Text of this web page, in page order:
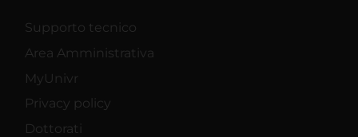
Supporto tecnico
Area Amministrativa
MyUnivr
Privacy policy
Dottorati